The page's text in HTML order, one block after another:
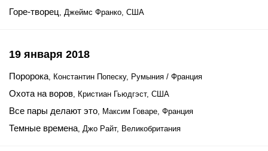
Горе-творец, Джеймс Франко, США
19 января 2018
Поророка, Константин Попеску, Румыния / Франция
Охота на воров, Кристиан Гьюдгэст, США
Все пары делают это, Максим Говаре, Франция
Темные времена, Джо Райт, Великобритания